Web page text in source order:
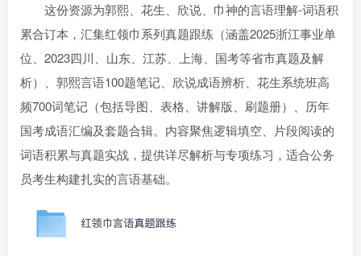
这份资源为郭熙、花生、欣说、巾神的言语理解-词语积
累合订本，汇集红领巾系列真题跟练（涵盖2025浙江事业单
位、2023四川、山东、江苏、上海、国考等省市真题及解
析）、郭熙言语100题笔记、欣说成语辨析、花生系统班高
频700词笔记（包括导图、表格、讲解版、刷题册）、历年
国考成语汇编及套题合辑。内容聚焦逻辑填空、片段阅读的
词语积累与真题实战，提供详尽解析与专项练习，适合公务
员考生构建扎实的言语基础。